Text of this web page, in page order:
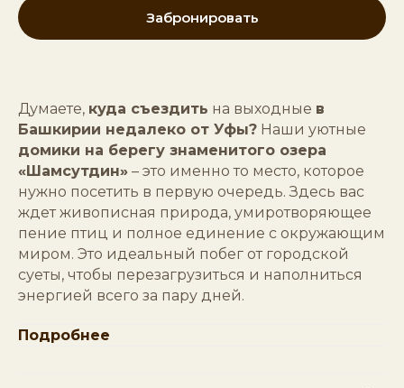
Забронировать
Думаете, куда съездить на выходные в
Башкирии недалеко от Уфы? Наши уютные
домики на берегу знаменитого озера
«Шамсутдин» – это именно то место, которое
нужно посетить в первую очередь. Здесь вас
ждет живописная природа, умиротворяющее
пение птиц и полное единение с окружающим
миром. Это идеальный побег от городской
суеты, чтобы перезагрузиться и наполниться
энергией всего за пару дней.
Подробнее